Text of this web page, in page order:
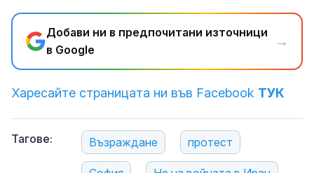
Добави ни в предпочитани източници
в Google
→
Харесайте страницата ни във Facebook ТУК
Тагове: Възраждане протест